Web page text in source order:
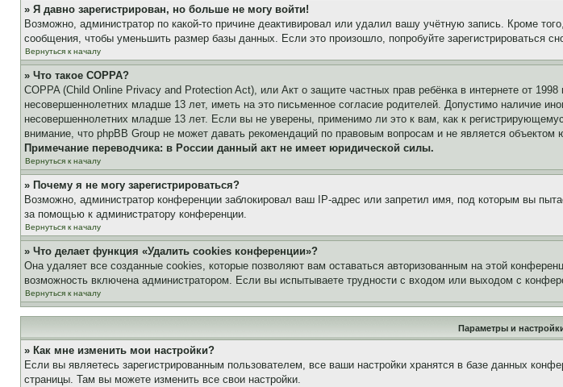
» Я давно зарегистрирован, но больше не могу войти!
Возможно, администратор по какой-то причине деактивировал или удалил вашу учётную запись. Кроме
сообщения, чтобы уменьшить размер базы данных. Если это произошло, попробуйте зарегистрироваться
Вернуться к началу
» Что такое COPPA?
COPPA (Child Online Privacy and Protection Act), или Акт о защите частных прав ребёнка в интернете от
несовершеннолетних младше 13 лет, иметь на это письменное согласие родителей. Допустимо наличие
несовершеннолетних младше 13 лет. Если вы не уверены, применимо ли это к вам, как к
внимание, что phpBB Group не может давать рекомендаций по правовым вопросам и не является
Примечание переводчика: в России данный акт не имеет юридической силы.
Вернуться к началу
» Почему я не могу зарегистрироваться?
Возможно, администратор конференции заблокировал ваш IP-адрес или запретил имя, под которым вы
за помощью к администратору конференции.
Вернуться к началу
» Что делает функция «Удалить cookies конференции»?
Она удаляет все созданные cookies, которые позволяют вам оставаться авторизованным на этой
возможность включена администратором. Если вы испытываете трудности с входом или выходом с
Вернуться к началу
Параметры и
» Как мне изменить мои настройки?
Если вы являетесь зарегистрированным пользователем, все ваши настройки хранятся в базе данных
страницы. Там вы можете изменить все свои настройки.